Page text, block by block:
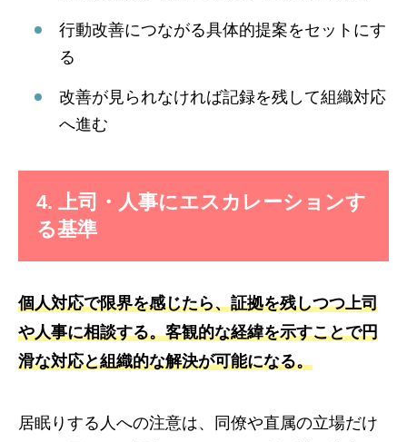
行動改善につながる具体的提案をセットにす
る
改善が見られなければ記録を残して組織対応
へ進む
4. 上司・人事にエスカレーションす
る基準
個人対応で限界を感じたら、証拠を残しつつ上司
や人事に相談する。客観的な経緯を示すことで円
滑な対応と組織的な解決が可能になる。
居眠りする人への注意は、同僚や直属の立場だけ